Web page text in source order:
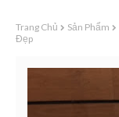
Trang Chủ Sản Phẩm
Đẹp